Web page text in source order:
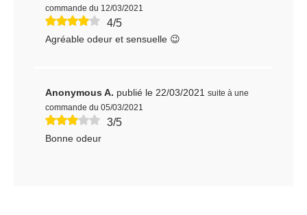
commande du 12/03/2021
4/5
Agréable odeur et sensuelle 😉
Anonymous A. publié le 22/03/2021 suite à une
commande du 05/03/2021
3/5
Bonne odeur